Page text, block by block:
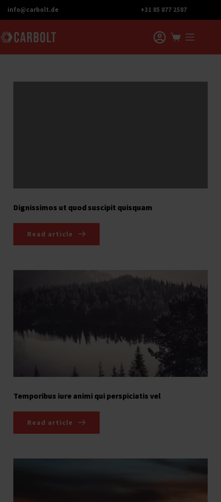
content
info@carbolt.de +31 85 877 2587
Shopping
Dignissimos ut quod suscipit quisquam
Read article
Temporibus iure animi qui perspiciatis vel
Read article